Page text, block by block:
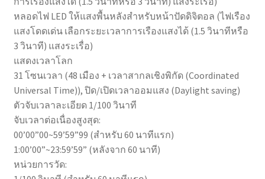
หลอดไฟ LED ให้แสงพื้นหลังสำหรับหน้าปัดดิจิตอล (ไฟเรือง
แสงโดดเด่น เลือกระยะเวลาการเรืองแสงได้ (1.5 วินาทีหรือ
3 วินาที) แสงระเรื่อ)
แสดงเวลาโลก
31 โซนเวลา (48 เมือง + เวลาสากลเชิงพิกัด (Coordinated
Universal Time)), ปิด/เปิดเวลาออมแสง (Daylight saving)
ตัวจับเวลาละเอียด 1/100 วินาที
จับเวลาต่อเนื่องสูงสุด:
00’00”00~59’59”99 (สำหรับ 60 นาทีแรก)
1:00’00”~23:59’59” (หลังจาก 60 นาที)
หน่วยการวัด: